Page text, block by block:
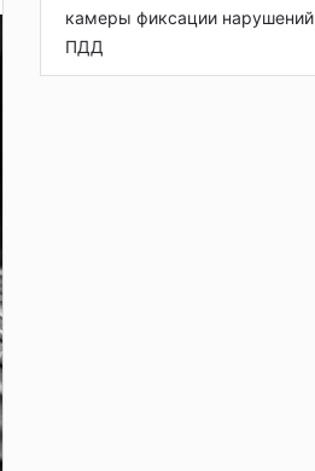
камеры фиксации нарушений
ПДД